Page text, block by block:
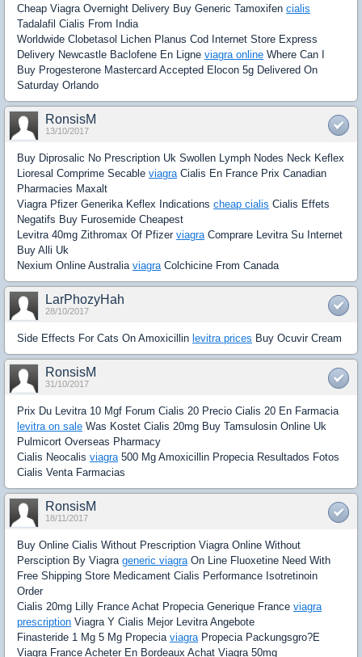
Cheap Viagra Overnight Delivery Buy Generic Tamoxifen cialis
Tadalafil Cialis From India
Worldwide Clobetasol Lichen Planus Cod Internet Store Express
Delivery Newcastle Baclofene En Ligne viagra online Where Can I
Buy Progesterone Mastercard Accepted Elocon 5g Delivered On
Saturday Orlando
RonsisM
13/10/2017
Buy Diprosalic No Prescription Uk Swollen Lymph Nodes Neck Keflex
Lioresal Comprime Secable viagraCialis En France Prix Canadian
Pharmacies Maxalt
Viagra Pfizer Generika Keflex Indications cheap cialis Cialis Effets
Negatifs Buy Furosemide Cheapest
Levitra 40mg Zithromax Of Pfizer viagraComprare Levitra Su Internet
Buy Alli Uk
Nexium Online Australia viagraColchicine From Canada
LarPhozyHah
28/10/2017
Side Effects For Cats On Amoxicillin levitra prices Buy Ocuvir Cream
RonsisM
31/10/2017
Prix Du Levitra 10 Mgf Forum Cialis 20 Precio Cialis 20 En Farmacia
levitra on sale Was Kostet Cialis 20mg Buy Tamsulosin Online Uk
Pulmicort Overseas Pharmacy
Cialis Neocalis viagra500 Mg Amoxicillin Propecia Resultados Fotos
Cialis Venta Farmacias
RonsisM
18/11/2017
Buy Online Cialis Without Prescription Viagra Online Without
Persciption By Viagra generic viagraOn Line Fluoxetine Need With
Free Shipping Store Medicament Cialis Performance Isotretinoin
Order
Cialis 20mg Lilly France Achat Propecia Generique France viagra
prescription Viagra Y Cialis Mejor Levitra Angebote
Finasteride 1 Mg 5 Mg Propecia viagraPropecia Packungsgro?E
Viagra France Acheter En Bordeaux Achat Viagra 50mg